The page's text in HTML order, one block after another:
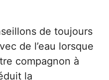
de toujours
de l’eau lorsque
compagnon à
la